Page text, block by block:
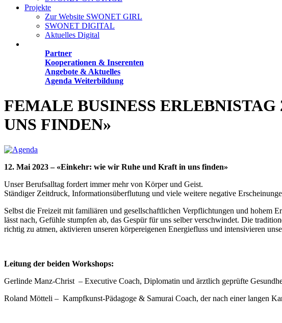
Projekte
Zur Website SWONET GIRL
SWONET DIGITAL
Aktuelles Digital
Partner
Kooperationen & Inserenten
Angebote & Aktuelles
Agenda Weiterbildung
FEMALE BUSINESS
UNS FINDEN»
12. Mai 2023 – «Einkehr: wie wir Ruhe und Kraft in uns finden»
Unser Berufsalltag fordert immer mehr von Körper und Geist.
Ständiger Zeitdruck, Informationsüberflutung und viele weitere negative
Selbst die Freizeit mit familiären und gesellschaftlichen Verpflichtungen und hohem
lässt nach, Gefühle stumpfen ab, das Gespür für uns selber verschwindet. Die
richtig zu atmen, aktivieren unseren körpereigenen Energiefluss und intensivieren
Leitung der beiden Workshops:
Gerlinde Manz-Christ – Executive Coach, Diplomatin und ärztlich geprüfte
Roland Mötteli – Kampfkunst-Pädagoge & Samurai Coach, der nach einer langen